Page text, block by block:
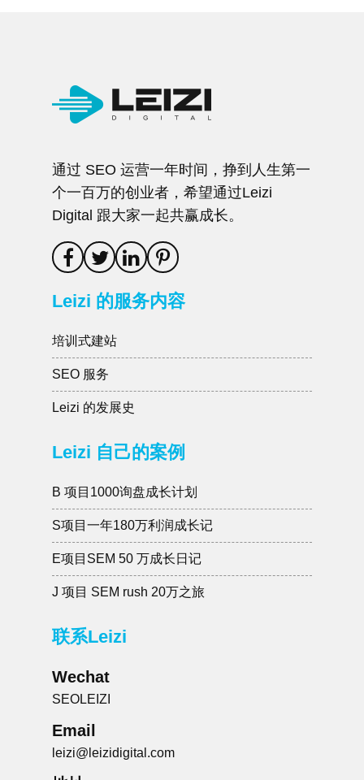
通过 SEO 运营一年时间，挣到人生第一
个一百万的创业者，希望通过Leizi
Digital 跟大家一起共赢成长。
Leizi 的服务内容
培训式建站
SEO 服务
Leizi 的发展史
Leizi 自己的案例
B 项目1000询盘成长计划
S项目一年180万利润成长记
E项目SEM 50 万成长日记
J 项目 SEM rush 20万之旅
联系Leizi
Wechat
SEOLEIZI
Email
leizi@leizidigital.com